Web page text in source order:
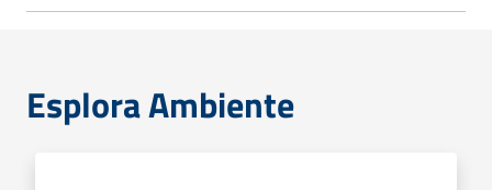
Esplora Ambiente